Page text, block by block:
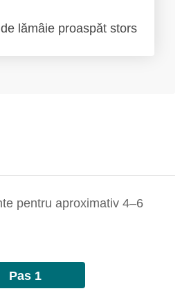
lămâie proaspăt stors
pentru aproximativ 4–6
Pas 1